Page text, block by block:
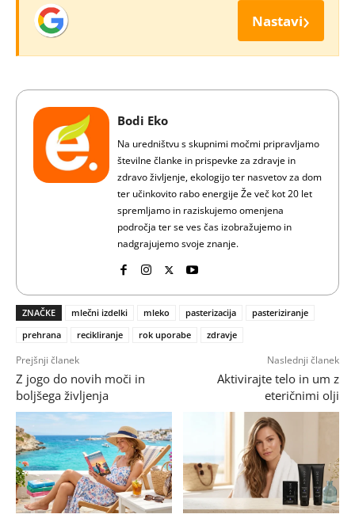
Nastavi›
Bodi Eko
Na uredništvu s skupnimi močmi pripravljamo
številne članke in prispevke za zdravje in
zdravo življenje, ekologijo ter nasvetov za dom
ter učinkovito rabo energije Že več kot 20 let
spremljamo in raziskujemo omenjena
področja ter se ves čas izobražujemo in
nadgrajujemo svoje znanje.
ZNAČKE mlečni izdelki mleko pasterizacija
pasteriziranje
prehrana
recikliranje rok uporabe zdravje
Prejšnji članek
Z jogo do novih moči in
boljšega življenja
Naslednji članek
Aktivirajte telo in um z
eteričnimi olji